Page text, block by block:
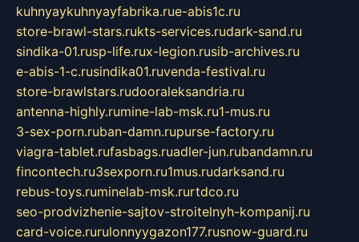
kuhnyaykuhnyayfabrika.rue-abis1c.ru
store-brawl-stars.rukts-services.rudark-sand.ru
sindika-01.rusp-life.rux-legion.rusib-archives.ru
e-abis-1-c.rusindika01.ruvenda-festival.ru
store-brawlstars.rudooraleksandria.ru
antenna-highly.rumine-lab-msk.ru1-mus.ru
3-sex-porn.ruban-damn.rupurse-factory.ru
viagra-tablet.rufasbags.ruadler-jun.rubandamn.ru
fincontech.ru3sexporn.ru1mus.rudarksand.ru
rebus-toys.ruminelab-msk.rurtdco.ru
seo-prodvizhenie-sajtov-stroitelnyh-kompanij.ru
card-voice.rurulonnyygazon177.rusnow-guard.ru